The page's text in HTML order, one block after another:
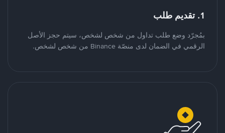
1. تقديم طلب
بمُجرّد وضع طلب تداول من شخص لشخص، سيتم حجز الأصل
الرقمي في الضمان لدى منصّة Binance من شخص لشخص.